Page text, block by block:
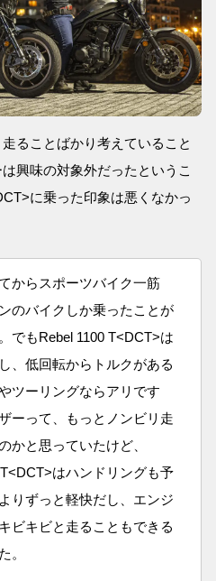
ることばかり考えていること
興味の対象外だったというこ
に乗った印象は悪くなかっ
からスポーツバイク一筋
のバイクしか乗ったことが
でもRebel 1100 T<DCT>は
、低回転からトルクがある
ツーリングならアリです
ーって、もっとノンビリ走
かと思っていたけど、
はハンドリングも予
りずっと軽快だし、エンジ
ビキビと走ることもできる
。